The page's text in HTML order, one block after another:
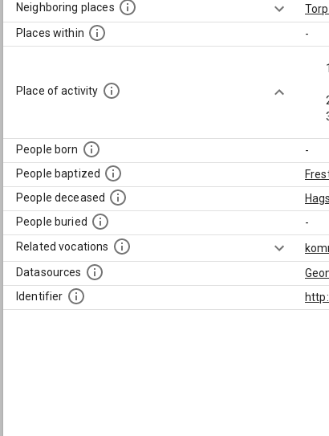
Neighboring places
Places within
-
Place of activity
People born
-
People baptized
People deceased
People buried
-
Related vocations
Datasources
Identifier